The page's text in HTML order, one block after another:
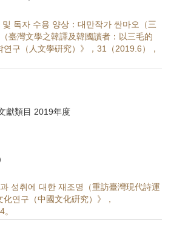
및 독자 수용 양상：대만작가 싼마오（三
臺灣文學之韓譯及韓國讀者：以三毛的
구（人文學硏究）》，31（2019.6），
獻類目 2019年度
성취에 대한 재조명（重訪臺灣現代詩運
연구（中國文化硏究）》，